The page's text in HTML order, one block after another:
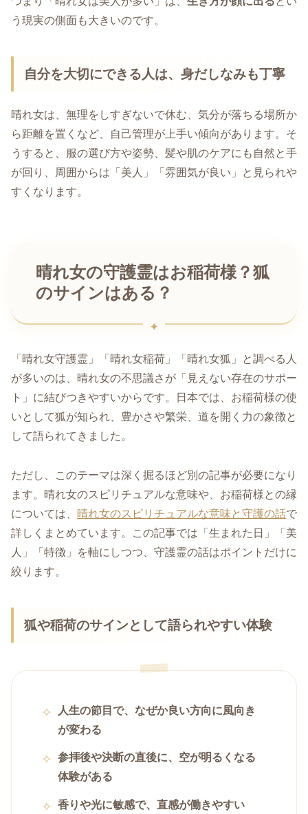
う現実の側面も大きいのです。
自分を大切にできる人は、身だしなみも丁寧
晴れ女は、無理をしすぎないで休む、気分が落ちる場所か
ら距離を置くなど、自己管理が上手い傾向があります。そ
うすると、服の選び方や姿勢、髪や肌のケアにも自然と手
が回り、周囲からは「美人」「雰囲気が良い」と見られや
すくなります。
晴れ女の守護霊はお稲荷様？狐
のサインはある？
「晴れ女守護霊」「晴れ女稲荷」「晴れ女狐」と調べる人
が多いのは、晴れ女の不思議さが「見えない存在のサポー
ト」に結びつきやすいからです。日本では、お稲荷様の使
いとして狐が知られ、豊かさや繁栄、道を開く力の象徴と
して語られてきました。
ただし、このテーマは深く掘るほど別の記事が必要になり
ます。晴れ女のスピリチュアルな意味や、お稲荷様との縁
については、 晴れ女のスピリチュアルな意味と守護の話で
詳しくまとめています。この記事では「生まれた日」「美
人」「特徴」を軸にしつつ、守護霊の話はポイントだけに
絞ります。
狐や稲荷のサインとして語られやすい体験
人生の節目で、なぜか良い方向に風向き
が変わる
参拝後や決断の直後に、空が明るくなる
体験がある
香りや光に敏感で、直感が働きやすい